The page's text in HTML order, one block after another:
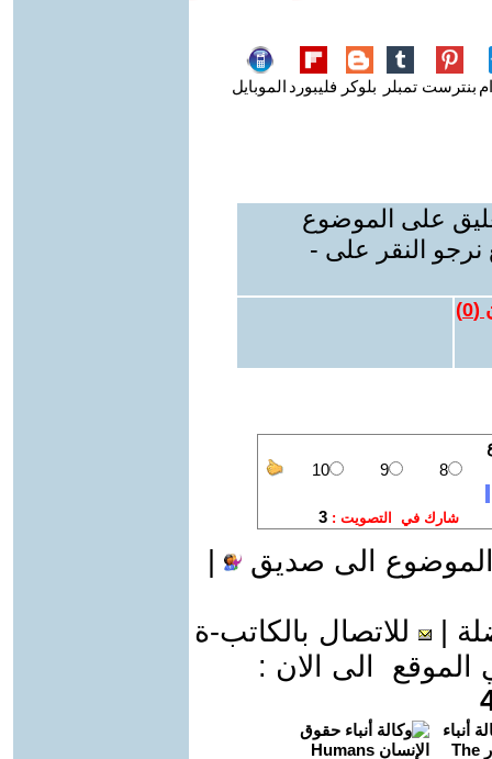
بنترست تمبلر بلوكر فليبورد الموبايل
على الموضوع
نرجو النقر على -
(
0
)
الى صديق
للاتصال بالكاتب-ة
الى الان :